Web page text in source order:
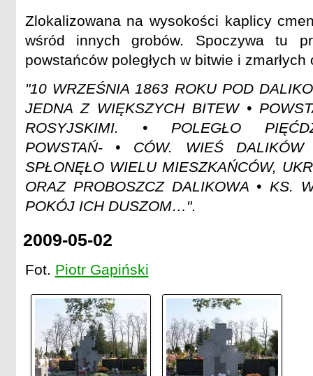
Zlokalizowana na wysokości kaplicy
wśród innych grobów. Spoczywa tu
powstańców poległych w bitwie i zmarłych
"10 WRZEŚNIA 1863 ROKU POD
JEDNA Z WIĘKSZYCH BITEW •
ROSYJSKIMI. • POLEGŁO
POWSTAŃ- • CÓW. WIEŚ DALIKÓW
SPŁONĘŁO WIELU MIESZKAŃCÓW,
ORAZ PROBOSZCZ DALIKOWA • KS.
POKÓJ ICH DUSZOM…".
2009-05-02
Fot. Piotr Gapiński